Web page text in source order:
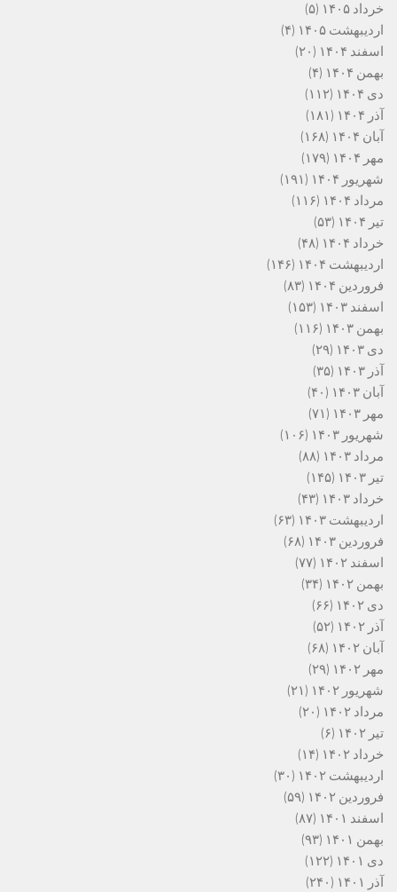
خرداد ۱۴۰۵
(۵)
اردیبهشت ۱۴۰۵
(۴)
اسفند ۱۴۰۴
(۲۰)
بهمن ۱۴۰۴
(۴)
دی ۱۴۰۴
(۱۱۲)
آذر ۱۴۰۴
(۱۸۱)
آبان ۱۴۰۴
(۱۶۸)
مهر ۱۴۰۴
(۱۷۹)
شهریور ۱۴۰۴
(۱۹۱)
مرداد ۱۴۰۴
(۱۱۶)
تیر ۱۴۰۴
(۵۳)
خرداد ۱۴۰۴
(۴۸)
اردیبهشت ۱۴۰۴
(۱۴۶)
فروردین ۱۴۰۴
(۸۳)
اسفند ۱۴۰۳
(۱۵۳)
بهمن ۱۴۰۳
(۱۱۶)
دی ۱۴۰۳
(۲۹)
آذر ۱۴۰۳
(۳۵)
آبان ۱۴۰۳
(۴۰)
مهر ۱۴۰۳
(۷۱)
شهریور ۱۴۰۳
(۱۰۶)
مرداد ۱۴۰۳
(۸۸)
تیر ۱۴۰۳
(۱۴۵)
خرداد ۱۴۰۳
(۴۳)
اردیبهشت ۱۴۰۳
(۶۳)
فروردین ۱۴۰۳
(۶۸)
اسفند ۱۴۰۲
(۷۷)
بهمن ۱۴۰۲
(۳۴)
دی ۱۴۰۲
(۶۶)
آذر ۱۴۰۲
(۵۲)
آبان ۱۴۰۲
(۶۸)
مهر ۱۴۰۲
(۲۹)
شهریور ۱۴۰۲
(۲۱)
مرداد ۱۴۰۲
(۲۰)
تیر ۱۴۰۲
(۶)
خرداد ۱۴۰۲
(۱۴)
اردیبهشت ۱۴۰۲
(۳۰)
فروردین ۱۴۰۲
(۵۹)
اسفند ۱۴۰۱
(۸۷)
بهمن ۱۴۰۱
(۹۳)
دی ۱۴۰۱
(۱۲۲)
آذر ۱۴۰۱
(۲۴۰)